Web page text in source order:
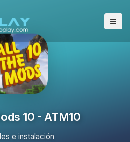
10 - ATM10
e instalación